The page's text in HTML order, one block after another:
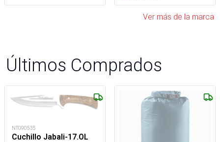
Ver más de la marca
Últimos Comprados
NT090535
Cuchillo Jabali-17.OL